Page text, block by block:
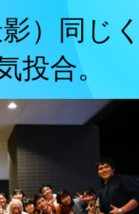
影）同じ
投合。